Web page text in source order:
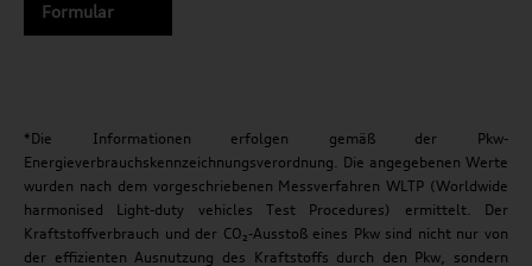
Formular
*Die Informationen erfolgen gemäß der Pkw-
Energieverbrauchskennzeichnungsverordnung. Die angegebenen Werte
wurden nach dem vorgeschriebenen Messverfahren WLTP (Worldwide
harmonised Light-duty vehicles Test Procedures) ermittelt. Der
Kraftstoffverbrauch und der CO₂-Ausstoß eines Pkw sind nicht nur von
der effizienten Ausnutzung des Kraftstoffs durch den Pkw, sondern